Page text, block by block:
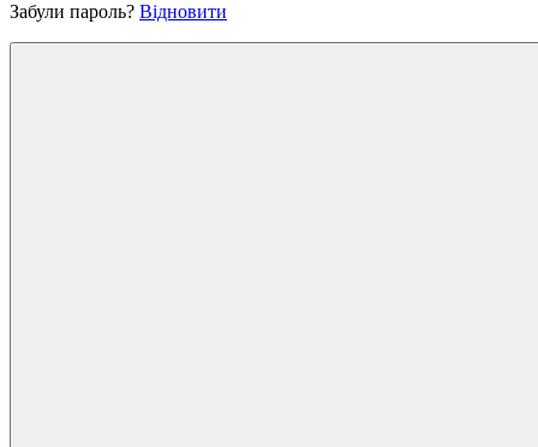
Забули пароль? Відновити